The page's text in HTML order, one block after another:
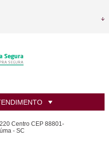
Centro CEP 88801-
- SC